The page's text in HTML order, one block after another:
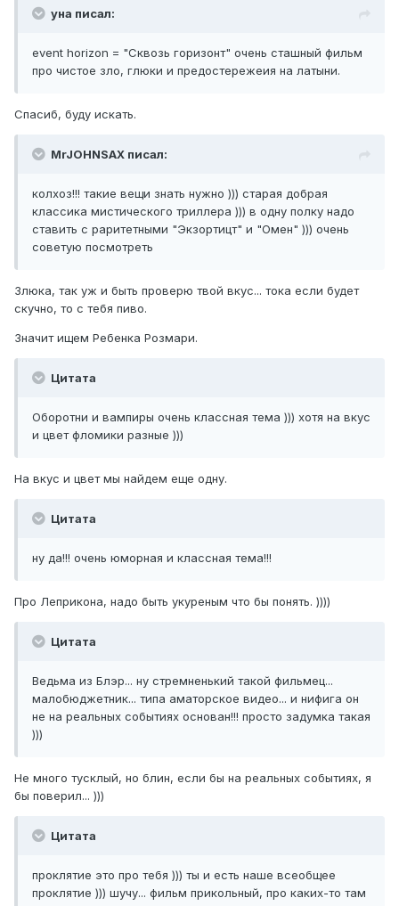
уна писал:
event horizon = "Сквозь горизонт" очень сташный фильм
про чистое зло, глюки и предостережеия на латыни.
Спасиб, буду искать.
MrJOHNSAX писал:
колхоз!!! такие вещи знать нужно ))) старая добрая
классика мистического триллера ))) в одну полку надо
ставить с раритетными "Экзортицт" и "Омен" ))) очень
советую посмотреть
Злюка, так уж и быть проверю твой вкус... тока если будет
скучно, то с тебя пиво.
Значит ищем Ребенка Розмари.
Цитата
Оборотни и вампиры очень классная тема ))) хотя на вкус
и цвет фломики разные )))
На вкус и цвет мы найдем еще одну.
Цитата
ну да!!! очень юморная и классная тема!!!
Про Леприкона, надо быть укуреным что бы понять. ))))
Цитата
Ведьма из Блэр... ну стремненький такой фильмец...
малобюджетник... типа аматорское видео... и нифига он
не на реальных событиях основан!!! просто задумка такая
)))
Не много тусклый, но блин, если бы на реальных событиях, я
бы поверил... )))
Цитата
проклятие это про тебя ))) ты и есть наше всеобщее
проклятие ))) шучу... фильм прикольный, про каких-то там